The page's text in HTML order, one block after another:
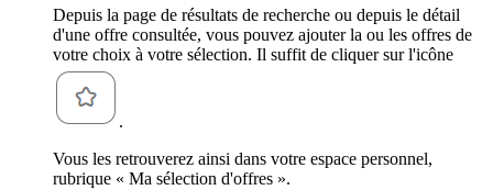
Depuis la page de résultats de recherche ou depuis le détail
d'une offre consultée, vous pouvez ajouter la ou les offres de
votre choix à votre sélection. Il suffit de cliquer sur l'icône
.
Vous les retrouverez ainsi dans votre espace personnel,
rubrique « Ma sélection d'offres ».